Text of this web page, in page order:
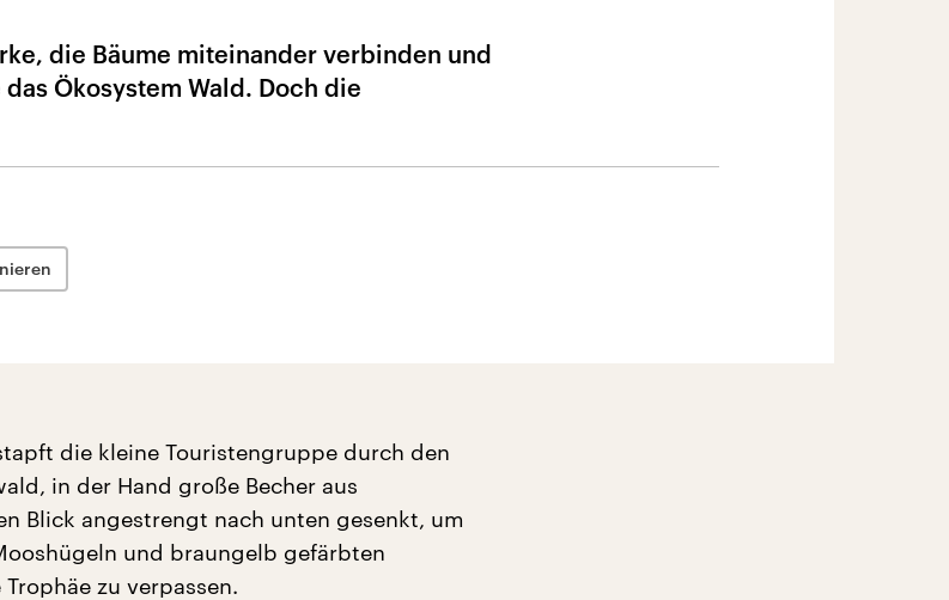
die Bäume miteinander verbinden und
Ökosystem Wald. Doch die
die kleine Touristengruppe durch den
in der Hand große Becher aus
Blick angestrengt nach unten gesenkt, um
und braungelb gefärbten
zu verpassen.